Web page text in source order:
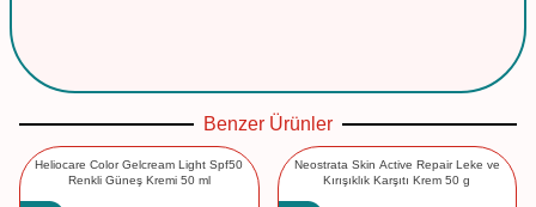
Benzer Ürünler
Heliocare Color Gelcream Light Spf50
Renkli Güneş Kremi 50 ml
Neostrata Skin Active Repair Leke ve
Kırışıklık Karşıtı Krem 50 g